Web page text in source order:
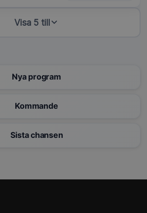
Visa 5 till
Nya program
Kommande
Sista chansen